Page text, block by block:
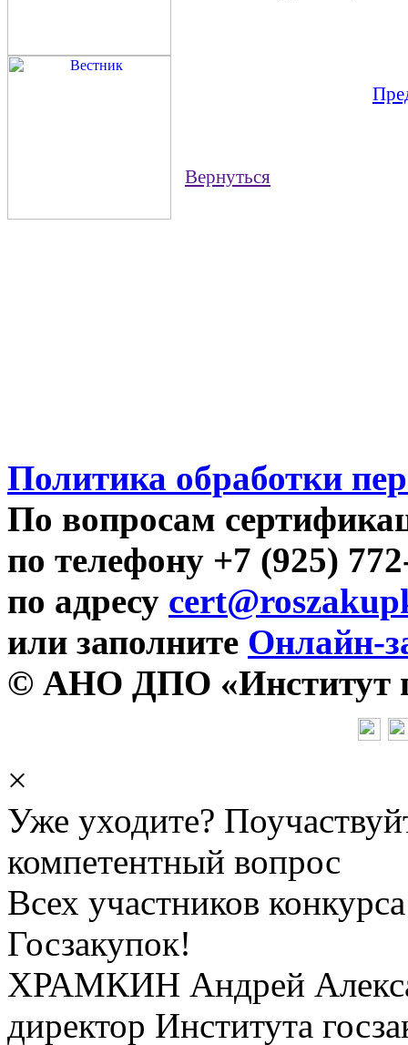
Вернуться
Политика обработки
По вопросам
по телефону +7 (925)
по адресу
или заполните Онлайн-
© АНО ДПО «Институт
×
Уже уходите?
компетентный вопрос
Всех участников
Госзакупок!
ХРАМКИН Андрей
директор Института